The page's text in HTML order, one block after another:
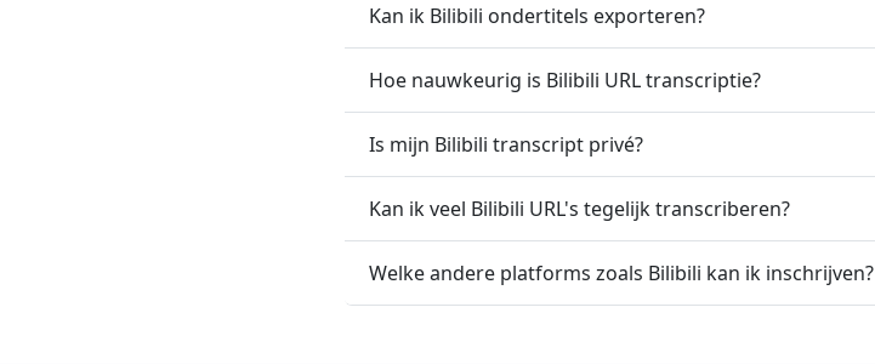
Kan ik Bilibili ondertitels exporteren?
Hoe nauwkeurig is Bilibili URL transcriptie?
Is mijn Bilibili transcript privé?
Kan ik veel Bilibili URL's tegelijk transcriberen?
Welke andere platforms zoals Bilibili kan ik inschrijven?